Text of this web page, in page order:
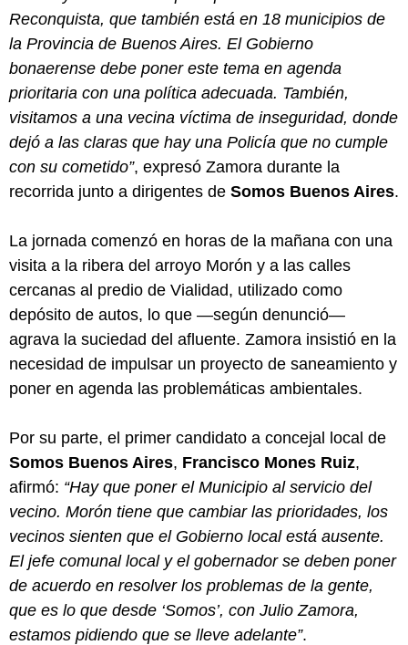
Reconquista, que también está en 18 municipios de
la Provincia de Buenos Aires. El Gobierno
bonaerense debe poner este tema en agenda
prioritaria con una política adecuada. También,
visitamos a una vecina víctima de inseguridad, donde
dejó a las claras que hay una Policía que no cumple
con su cometido”, expresó Zamora durante la
recorrida junto a dirigentes de Somos Buenos Aires.
La jornada comenzó en horas de la mañana con una
visita a la ribera del arroyo Morón y a las calles
cercanas al predio de Vialidad, utilizado como
depósito de autos, lo que —según denunció—
agrava la suciedad del afluente. Zamora insistió en la
necesidad de impulsar un proyecto de saneamiento y
poner en agenda las problemáticas ambientales.
Por su parte, el primer candidato a concejal local de
Somos Buenos Aires, Francisco Mones Ruiz,
afirmó: “Hay que poner el Municipio al servicio del
vecino. Morón tiene que cambiar las prioridades, los
vecinos sienten que el Gobierno local está ausente.
El jefe comunal local y el gobernador se deben poner
de acuerdo en resolver los problemas de la gente,
que es lo que desde ‘Somos’, con Julio Zamora,
estamos pidiendo que se lleve adelante”.